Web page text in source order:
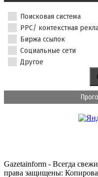
Поисковая система
PPC/ контекстная
Биржа ссылок
Социальные сети
Другое
Gazetainform - Всегда
права защищены: